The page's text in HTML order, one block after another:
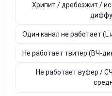
Хрипит / дребезжит /
Один канал не работает (L
Не работает твитер (ВЧ-
Не работает вуфер /